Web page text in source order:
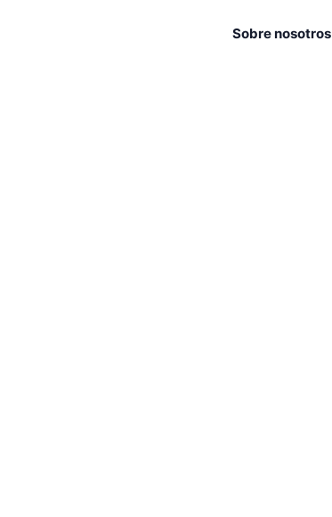
Sobre nosotros